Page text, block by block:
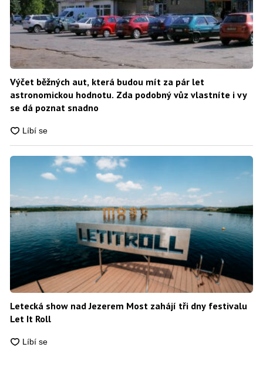
Výčet běžných aut, která budou mít za pár let
astronomickou hodnotu. Zda podobný vůz vlastníte i vy
se dá poznat snadno
Letecká show nad Jezerem Most zahájí tři dny festivalu
Let It Roll